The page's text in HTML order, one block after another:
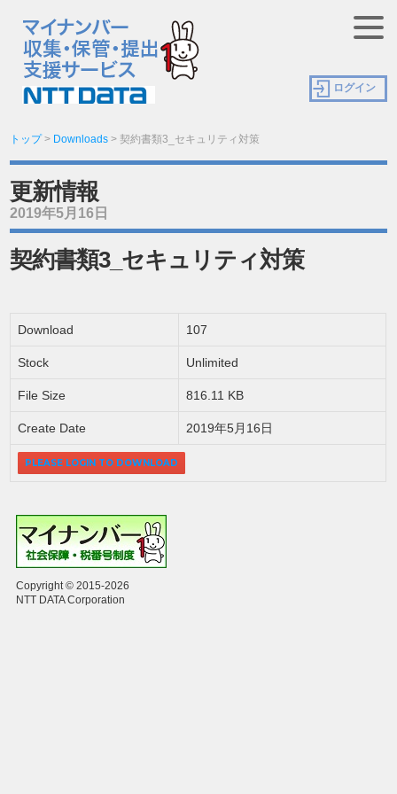
ログイン
トップ> Downloads > 契約書類3_セキュリティ対策
更新情報
2019年5月16日
契約書類3_セキュリティ対策
Download 107
Stock Unlimited
File Size 816.11 KB
Create Date 2019年5月16日
PLEASE LOGIN TO DOWNLOAD
Copyright © 2015-2026
NTT DATA Corporation